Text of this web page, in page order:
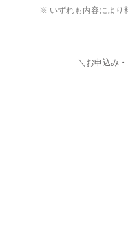
※ いずれも内容により
＼お申込み